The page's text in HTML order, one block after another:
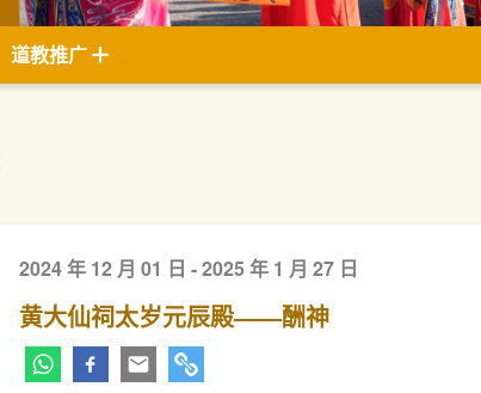
道教推广
2024 年 12 月 01 日 - 2025 年 1 月 27 日
黄大仙祠太岁元辰殿——酬神